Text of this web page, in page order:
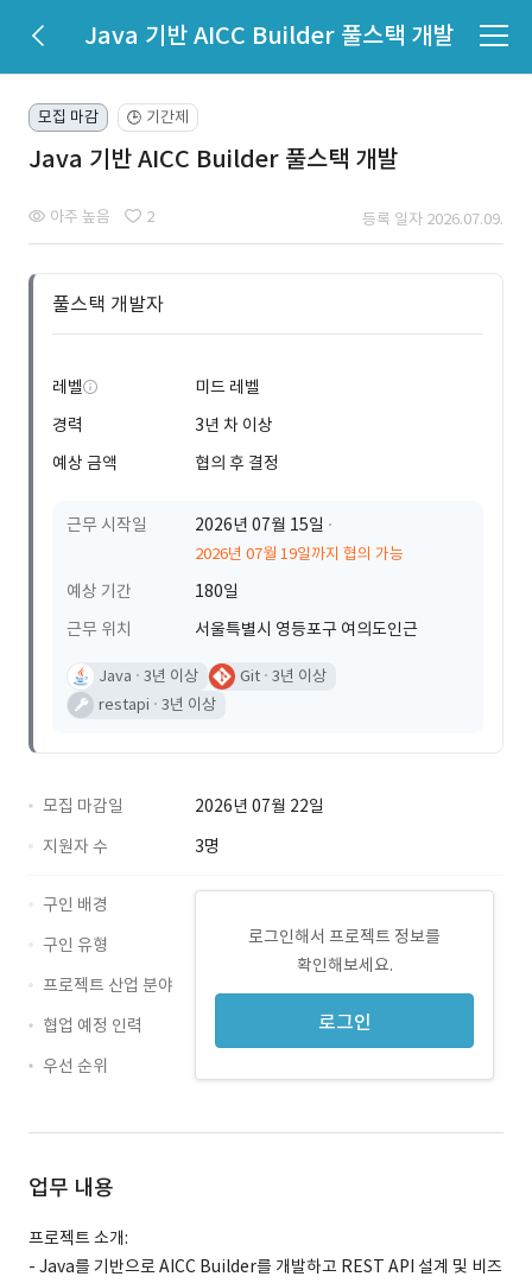
Java 기반 AICC Builder 풀스택 개발
모집 마감 🕒 기간제
Java 기반 AICC Builder 풀스택 개발
아주 높음 2 등록 일자 2026.07.09.
풀스택 개발자
레벨
미드 레벨
경력
3년 차 이상
예상 금액
협의 후 결정
근무 시작일 2026년 07월 15일
2026년 07월 19일까지 협의 가능
예상 기간
180일
근무 위치
서울특별시 영등포구 여의도인근
Java 3년 이상 Git 3년 이상
restapi
3년 이상
모집 마감일
2026년 07월 22일
지원자 수
3명
로그인해서 프로젝트 정보를
확인해보세요.
로그인
구인 배경
구인 유형
프로젝트 산업 분야
협업 예정 인력
우선 순위
업무 내용
프로젝트 소개:
- Java를 기반으로 AICC Builder를 개발하고 REST API 설계 및 비즈